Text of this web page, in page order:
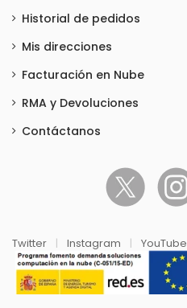
Historial de pedidos
Mis direcciones
Facturación en Nube
RMA y Devoluciones
Contáctanos
Twitter | Instagram | YouTube